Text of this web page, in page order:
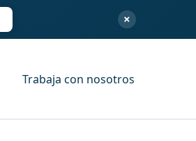
×
Trabaja con nosotros